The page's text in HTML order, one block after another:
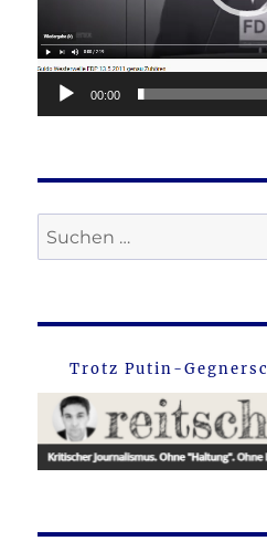
00:00
Suche
nach:
Trotz Putin-